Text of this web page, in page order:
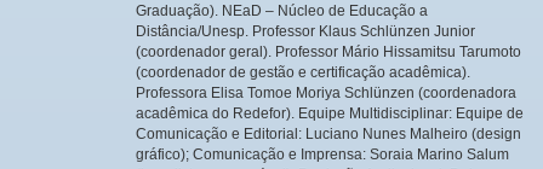
Graduação). NEaD – Núcleo de Educação a
Distância/Unesp. Professor Klaus Schlünzen Junior
(coordenador geral). Professor Mário Hissamitsu Tarumoto
(coordenador de gestão e certificação acadêmica).
Professora Elisa Tomoe Moriya Schlünzen (coordenadora
acadêmica do Redefor). Equipe Multidisciplinar: Equipe de
Comunicação e Editorial: Luciano Nunes Malheiro (design
gráfico); Comunicação e Imprensa: Soraia Marino Salum